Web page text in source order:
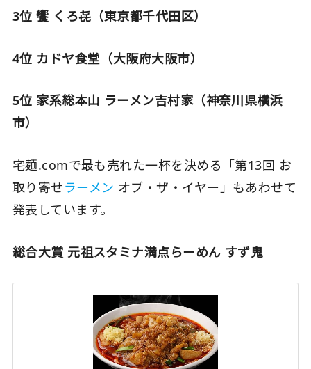
3位 饗 くろ㐂（東京都千代田区）
4位 カドヤ食堂（大阪府大阪市）
5位 家系総本山 ラーメン吉村家（神奈川県横浜
市）
宅麺.comで最も売れた一杯を決める「第13回 お
取り寄せラーメン オブ・ザ・イヤー」もあわせて
発表しています。
総合大賞 元祖スタミナ満点らーめん すず鬼